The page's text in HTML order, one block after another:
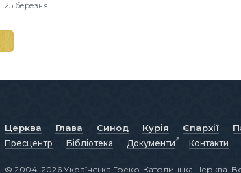
25 березня
Церква Глава Синод Курія Єпархії
Пресцентр Бібліотека Документи Контакти
© 2004–2026 Українська Греко-Католицька Церква.